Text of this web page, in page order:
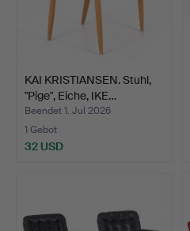
KAI KRISTIANSEN. Stuhl,
"Pige", Eiche, IKE…
Beendet 1. Jul 2026
1 Gebot
32 USD